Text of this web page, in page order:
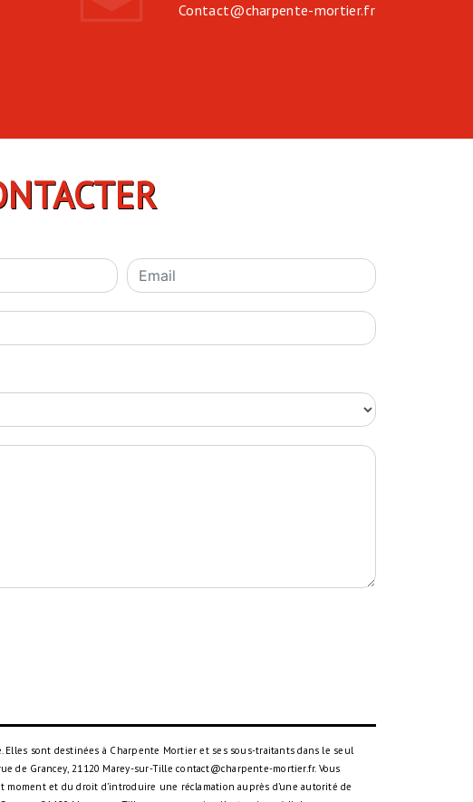
contact@charpente-mortier.fr
sont destinées à Charpente Mortier et ses sous-traitants dans le seul
de Grancey, 21120 Marey-sur-Tille contact@charpente-mortier.fr. Vous
et du droit d’introduire une réclamation auprès d’une autorité de